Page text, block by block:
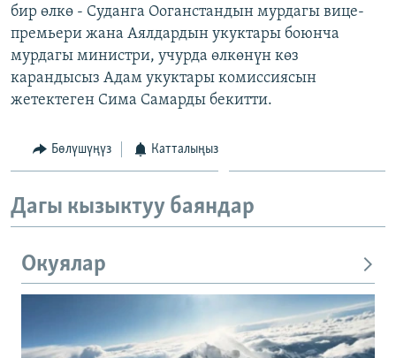
бир өлкө - Суданга Ооганстандын мурдагы вице-
премьери жана Аялдардын укуктары боюнча
мурдагы министри, учурда өлкөнүн көз
карандысыз Адам укуктары комиссиясын
жетектеген Сима Самарды бекитти.
Бөлүшүңүз Катталыңыз
Дагы кызыктуу баяндар
Окуялар